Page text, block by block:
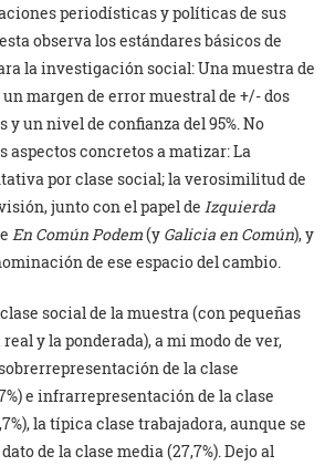
periodísticas y políticas de sus
observa los estándares básicos de
la investigación social: Una muestra de
un margen de error muestral de +/- dos
un nivel de confianza del 95%. No
aspectos concretos a matizar: La
por clase social; la verosimilitud de
junto con el papel de Izquierda
En Común Podem(y Galicia en Común), y
de ese espacio del cambio.
social de la muestra (con pequeñas
y la ponderada), a mi modo de ver,
de la clase
e infrarrepresentación de la clase
la típica clase trabajadora, aunque se
de la clase media (27,7%). Dejo al